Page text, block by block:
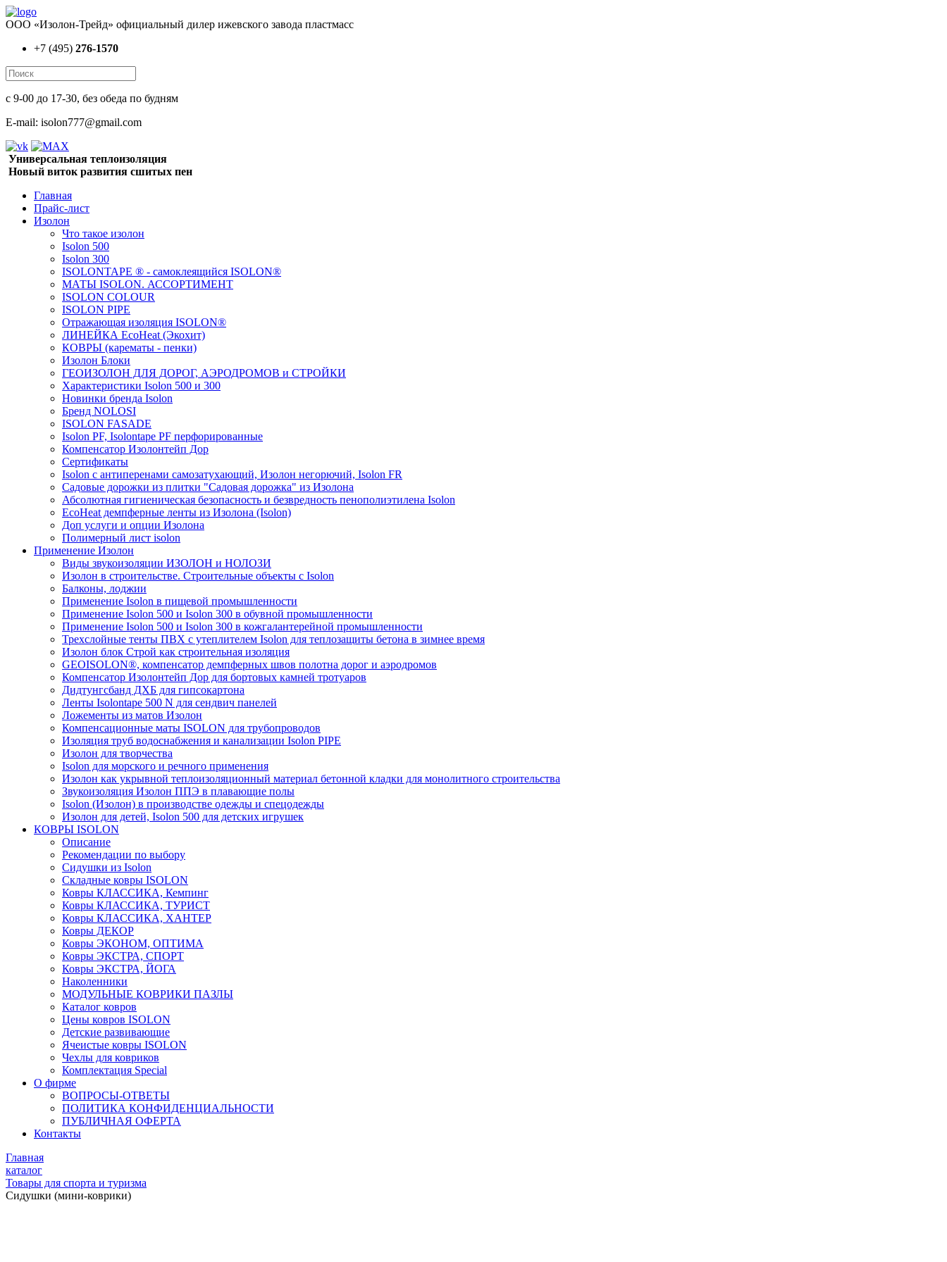
ООО «Изолон-Трейд» официальный дилер ижевского завода пластмасс
+7 (495) 276-1570
с 9-00 до 17-30, без обеда по будням
E-mail: isolon777@gmail.com
Универсальная теплоизоляция
Новый виток развития сшитых пен
Главная
Прайс-лист
Изолон
Что такое изолон
Isolon 500
Isolon 300
ISOLONTAPE ® - самоклеящийся ISOLON®
МАТЫ ISOLON. АССОРТИМЕНТ
ISOLON COLOUR
ISOLON PIPE
Отражающая изоляция ISOLON®
ЛИНЕЙКА EcoHeat (Экохит)
КОВРЫ (карематы - пенки)
Изолон Блоки
ГЕОИЗОЛОН ДЛЯ ДОРОГ, АЭРОДРОМОВ и СТРОЙКИ
Характеристики Isolon 500 и 300
Новинки бренда Isolon
Бренд NOLOSI
ISOLON FASADE
Isolon PF, Isolontape PF перфорированные
Компенсатор Изолонтейп Дор
Сертификаты
Isolon с антиперенами самозатухающий, Изолон негорючий, Isolon FR
Садовые дорожки из плитки "Садовая дорожка" из Изолона
Абсолютная гигиеническая безопасность и безвредность пенополиэтилена Isolon
EcoHeat демпферные ленты из Изолона (Isolon)
Доп услуги и опции Изолона
Полимерный лист isolon
Применение Изолон
Виды звукоизоляции ИЗОЛОН и НОЛОЗИ
Изолон в строительстве. Строительные объекты с Isolon
Балконы, лоджии
Применение Isolon в пищевой промышленности
Применение Isolon 500 и Isolon 300 в обувной промышленности
Применение Isolon 500 и Isolon 300 в кожгалантерейной промышленности
Трехслойные тенты ПВХ с утеплителем Isolon для теплозащиты бетона в зимнее время
Изолон блок Строй как строительная изоляция
GEOISOLON®, компенсатор демпферных швов полотна дорог и аэродромов
Компенсатор Изолонтейп Дор для бортовых камней тротуаров
Дидтунгсбанд ДХБ для гипсокартона
Ленты Isolontape 500 N для сендвич панелей
Ложементы из матов Изолон
Компенсационные маты ISOLON для трубопроводов
Изоляция труб водоснабжения и канализации Isolon PIPE
Изолон для творчества
Isolon для морского и речного применения
Изолон как укрывной теплоизоляционный материал бетонной кладки для монолитного строительства
Звукоизоляция Изолон ППЭ в плавающие полы
Isolon (Изолон) в производстве одежды и спецодежды
Изолон для детей, Isolon 500 для детских игрушек
КОВРЫ ISOLON
Описание
Рекомендации по выбору
Сидушки из Isolon
Складные ковры ISOLON
Ковры КЛАССИКА, Кемпинг
Ковры КЛАССИКА, ТУРИСТ
Ковры КЛАССИКА, ХАНТЕР
Ковры ДЕКОР
Ковры ЭКОНОМ, ОПТИМА
Ковры ЭКСТРА, СПОРТ
Ковры ЭКСТРА, ЙОГА
Наколенники
МОДУЛЬНЫЕ КОВРИКИ ПАЗЛЫ
Каталог ковров
Цены ковров ISOLON
Детские развивающие
Ячеистые ковры ISOLON
Чехлы для ковриков
Комплектация Special
О фирме
ВОПРОСЫ-ОТВЕТЫ
ПОЛИТИКА КОНФИДЕНЦИАЛЬНОСТИ
ПУБЛИЧНАЯ ОФЕРТА
Контакты
Главная
каталог
Товары для спорта и туризма
Сидушки (мини-коврики)